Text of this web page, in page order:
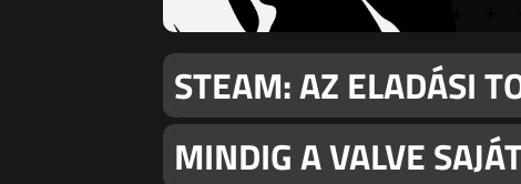
STEAM: AZ ELADÁSI
MINDIG A VALVE